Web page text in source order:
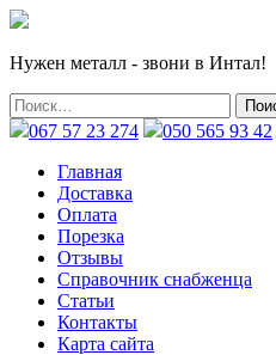
Нужен металл - звони в Интал!
067 57 23 274 050 565 93 42
Главная
Доставка
Оплата
Порезка
Отзывы
Справочник снабженца
Статьи
Контакты
Карта сайта